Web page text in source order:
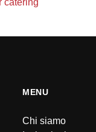
MENU
Chi siamo